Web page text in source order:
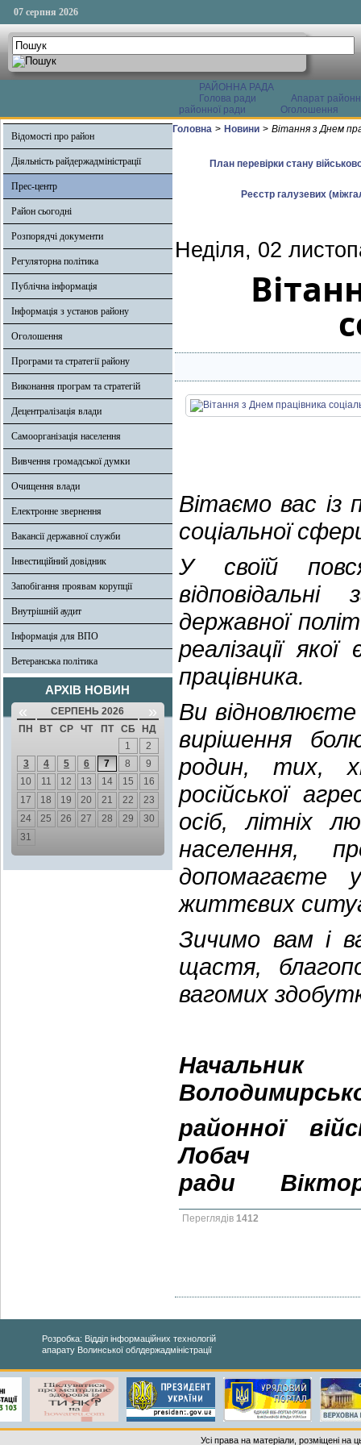
07 серпня 2026
РАЙОННА РАДА
Голова ради
Апарат
районної ради
Оголошення
Відомості про район
Діяльність райдержадміністрації
Прес-центр
Район сьогодні
Розпорядчі документи
Регуляторна політика
Публічна інформація
Інформація з установ району
Оголошення
Програми та стратегії району
Виконання програм та стратегій
Децентралізація влади
Самоорганізація населення
Вивчення громадської думки
Очищення влади
Електронне звернення
Вакансії державної служби
Інвестиційний довідник
Запобігання проявам корупції
Внутрішній аудит
Інформація для ВПО
Ветеранська політика
АРХІВ НОВИН
« СЕРПЕНЬ 2026 »
ПН ВТ СР ЧТ ПТ СБ
НД
1
2
3
4 5 6 7 8
9
10
11 12 13 14 15
16
17
18 19 20 21 22
23
24
25 26 27 28 29
30
31
Головна > Новини > Вітання з Днем
План перевірки стану
Реєстр галузевих
Неділя, 02
Вітаємо вас із
соціальної
У своїй
державної
реалізації
працівника.
Ви
вирішення
родин, тих,
російської
осіб, літніх
населення,
допомагаєте
життєвих
Зичимо вам і
щастя,
вагомих
Начальник
районної
Лобач
ради
Переглядів 1412
Розробка: Відділ інформаційних технологій
апарату Волинської облдержадміністрації
Усі права на матеріали, розміщені на